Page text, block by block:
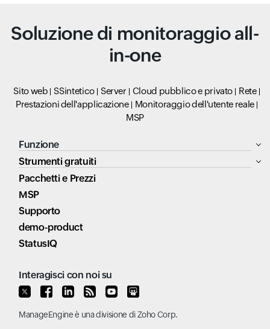
Soluzione di monitoraggio all-
in-one
Sito web SSintetico Server Cloud pubblico e privato
Rete
Prestazioni dell'applicazione
Monitoraggio dell'utente reale
MSP
Funzione
Strumenti gratuiti
Pacchetti e Prezzi
MSP
Supporto
demo-product
StatusIQ
Interagisci con noi su
ManageEngineè una divisione diZoho Corp.